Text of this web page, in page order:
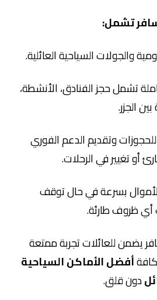
تشمل:
والجولات السياحية العائلية.
تشمل حجز الفنادق، الأنشطة،
الجزر.
وتقديم الدعم الفوري
أو تغيير في الرحلات.
بسرعة في حال توقف
أي ظروف طارئة.
يضمن للعائلات تجربة ممتعة
أفضل الأماكن السياحية
دون قلق.